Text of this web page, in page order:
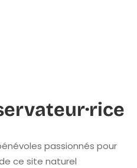
passionnés pour
ce site naturel